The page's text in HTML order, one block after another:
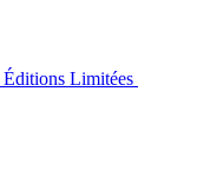
Éditions Limitées